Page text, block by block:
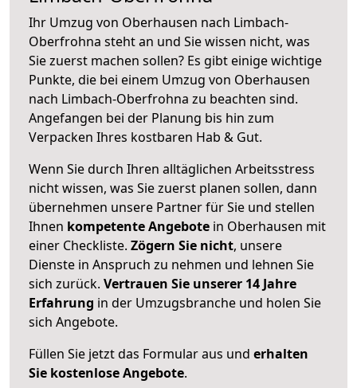
Ihr Umzug von Oberhausen nach Limbach-
Oberfrohna steht an und Sie wissen nicht, was
Sie zuerst machen sollen? Es gibt einige wichtige
Punkte, die bei einem Umzug von Oberhausen
nach Limbach-Oberfrohna zu beachten sind.
Angefangen bei der Planung bis hin zum
Verpacken Ihres kostbaren Hab & Gut.
Wenn Sie durch Ihren alltäglichen Arbeitsstress
nicht wissen, was Sie zuerst planen sollen, dann
übernehmen unsere Partner für Sie und stellen
Ihnen kompetente Angebote in Oberhausen mit
einer Checkliste. Zögern Sie nicht, unsere
Dienste in Anspruch zu nehmen und lehnen Sie
sich zurück. Vertrauen Sie unserer 14 Jahre
Erfahrung in der Umzugsbranche und holen Sie
sich Angebote.
Füllen Sie jetzt das Formular aus und erhalten
Sie kostenlose Angebote.